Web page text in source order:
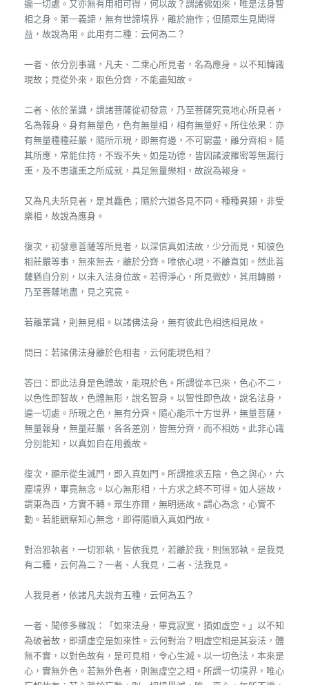
遍一切處。又亦無有用相可得，何以故？謂諸佛如來，唯是法身智
相之身。第一義諦，無有世諦境界，離於施作；但隨眾生見聞得
益，故說為用。此用有二種：云何為二？
一者、依分別事識，凡夫、二乘心所見者，名為應身。以不知轉識
現故；見從外來，取色分齊，不能盡知故。
二者、依於業識，謂諸菩薩從初發意，乃至菩薩究竟地心所見者，
名為報身。身有無量色，色有無量相，相有無量好。所住依果：亦
有無量種種莊嚴，隨所示現，即無有邊，不可窮盡，離分齊相。隨
其所應，常能住持，不毀不失。如是功德，皆因諸波羅密等無漏行
熏，及不思議熏之所成就，具足無量樂相，故說為報身。
又為凡夫所見者，是其麤色；隨於六道各見不同。種種異類，非受
樂相，故說為應身。
復次，初發意菩薩等所見者，以深信真如法故，少分而見，知彼色
相莊嚴等事，無來無去，離於分齊。唯依心現，不離直如。然此菩
薩猶自分別，以未入法身位故。若得淨心，所見微妙，其用轉勝，
乃至菩薩地盡，見之究竟。
若離業識，則無見相。以諸佛法身，無有彼此色相迭相見故。
問曰：若諸佛法身離於色相者，云何能現色相？
答曰：即此法身是色體故，能現於色。所謂從本已來，色心不二，
以色性即智故，色體無形，說名智身。以智性即色故，說名法身，
遍一切處。所現之色，無有分齊。隨心能示十方世界，無量菩薩，
無量報身，無量莊嚴，各各差別，皆無分齊，而不相妨。此非心識
分別能知，以真如自在用義故。
復次，顯示從生滅門，即入真如門。所謂推求五陰，色之與心，六
塵境界，畢竟無念。以心無形相，十方求之終不可得。如人迷故，
謂東為西，方實不轉。眾生亦爾，無明迷故。謂心為念，心實不
動。若能觀察知心無念，即得隨順入真如門故。
對治邪執者，一切邪執，皆依我見，若離於我，則無邪執。是我見
有二種，云何為二？一者、人我見，二者、法我見。
人我見者，依諸凡夫說有五種，云何為五？
一者、聞修多羅說：「如來法身，畢竟寂寞，猶如虛空。」以不知
為破著故，即謂虛空是如來性。云何對治？明虛空相是其妄法，體
無不實，以對色故有，是可見相，令心生滅。以一切色法，本來是
心，實無外色。若無外色者，則無虛空之相。所謂一切境界，唯心